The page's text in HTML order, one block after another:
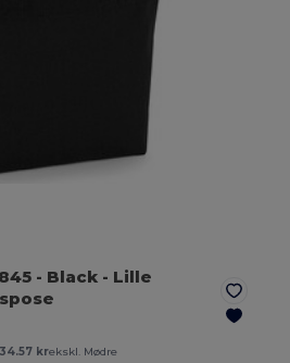
- Black - Lille
34.57 krekskl. Mødre